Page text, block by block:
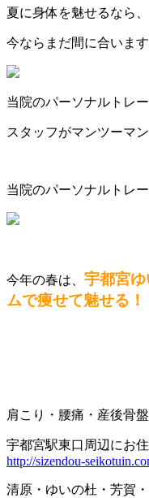
夏に身体を魅せるなら
今ならまだ間に合いま
当院のパーソナルトレー
スタッフがマンツーマ
当院のパーソナルトレ
今年の春は、 宇都宮
ムで痩せて魅せる！
肩こり・腰痛・産後骨
宇都宮駅東口周辺にお
http://sizendou-
清原・ゆいの杜・芳賀